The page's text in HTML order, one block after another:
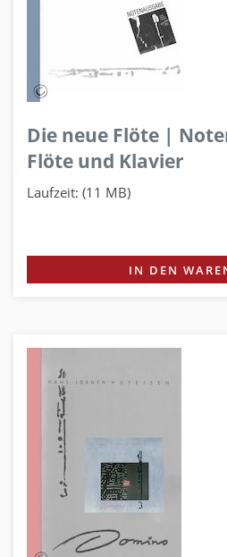
Die neue Flöte |
Flöte und Klavier
Laufzeit: (11 MB)
IN DEN